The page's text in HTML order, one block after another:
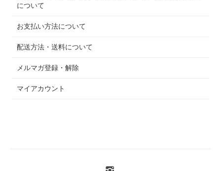
について
お支払い方法について
配送方法・送料について
メルマガ登録・解除
マイアカウント